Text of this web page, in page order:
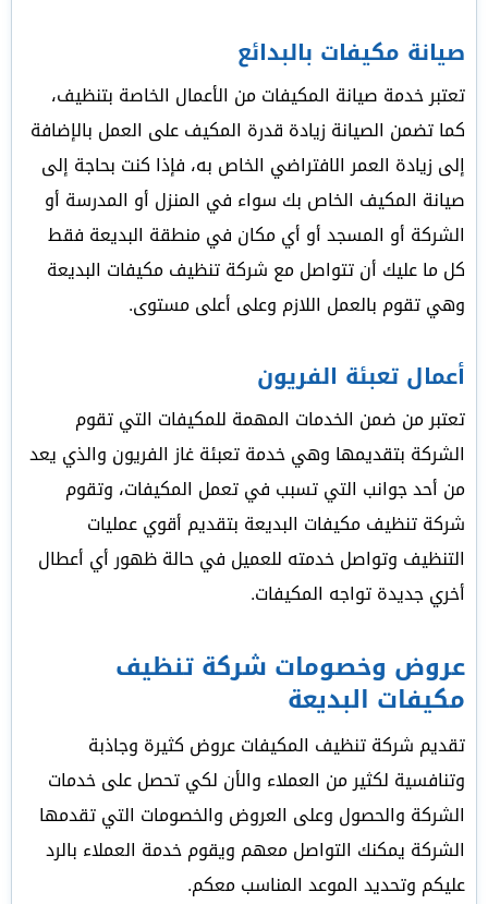
صيانة مكيفات بالبدائع
تعتبر خدمة صيانة المكيفات من الأعمال الخاصة بتنظيف،
كما تضمن الصيانة زيادة قدرة المكيف على العمل بالإضافة
إلى زيادة العمر الافتراضي الخاص به، فإذا كنت بحاجة إلى
صيانة المكيف الخاص بك سواء في المنزل أو المدرسة أو
الشركة أو المسجد أو أي مكان في منطقة البديعة فقط
كل ما عليك أن تتواصل مع شركة تنظيف مكيفات البديعة
وهي تقوم بالعمل اللازم وعلى أعلى مستوى.
أعمال تعبئة الفريون
تعتبر من ضمن الخدمات المهمة للمكيفات التي تقوم
الشركة بتقديمها وهي خدمة تعبئة غاز الفريون والذي يعد
من أحد جوانب التي تسبب في تعمل المكيفات، وتقوم
شركة تنظيف مكيفات البديعة بتقديم أقوي عمليات
التنظيف وتواصل خدمته للعميل في حالة ظهور أي أعطال
أخري جديدة تواجه المكيفات.
عروض وخصومات شركة تنظيف
مكيفات البديعة
تقديم شركة تنظيف المكيفات عروض كثيرة وجاذبة
وتنافسية لكثير من العملاء والأن لكي تحصل على خدمات
الشركة والحصول وعلى العروض والخصومات التي تقدمها
الشركة يمكنك التواصل معهم ويقوم خدمة العملاء بالرد
عليكم وتحديد الموعد المناسب معكم.